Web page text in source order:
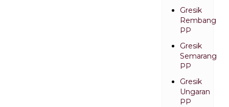
Gresik
Rembang
PP
Gresik
Semarang
PP
Gresik
Ungaran
PP